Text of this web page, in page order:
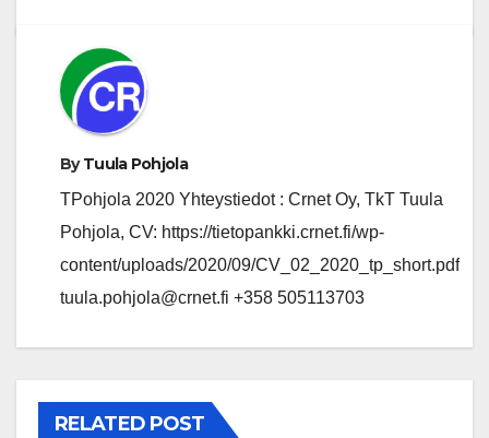
ByTuula Pohjola
TPohjola 2020 Yhteystiedot : Crnet Oy, TkT Tuula
Pohjola, CV: https://tietopankki.crnet.fi/wp-
content/uploads/2020/09/CV_02_2020_tp_short.pdf
tuula.pohjola@crnet.fi +358 505113703
RELATED POST